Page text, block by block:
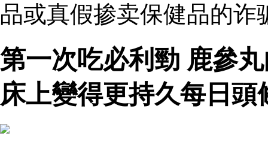
品或真假掺卖保健品的诈
第一次吃必利勁 鹿參
床上變得更持久每日